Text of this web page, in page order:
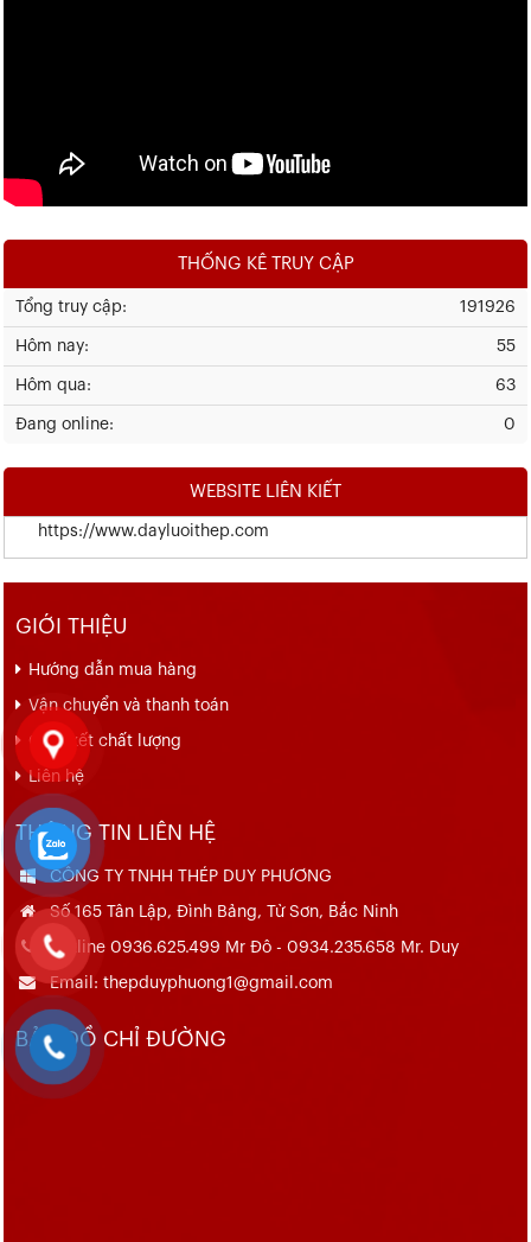
THỐNG KÊ TRUY CẬP
191926
Tổng truy cập:
55
Hôm nay:
63
Hôm qua:
0
Đang online:
WEBSITE LIÊN KIẾT
https://www.dayluoithep.com
GIỚI THIỆU
Hướng dẫn mua hàng
Vận chuyển và thanh toán
Cam kết chất lượng
Liên hệ
THÔNG TIN LIÊN HỆ
CÔNG TY TNHH THÉP DUY PHƯƠNG
Số 165 Tân Lập, Đình Bảng, Từ Sơn, Bắc Ninh
Hotline 0936.625.499 Mr Đô - 0934.235.658 Mr. Duy
Email: thepduyphuong1@gmail.com
BẢN ĐỒ CHỈ ĐƯỜNG